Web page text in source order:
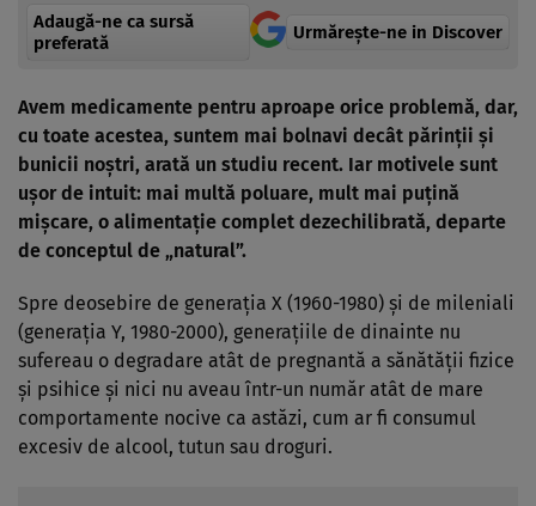
Adaugă-ne ca sursă
preferată
Urmărește-ne in Discover
Avem medicamente pentru aproape orice problemă, dar,
cu toate acestea, suntem mai bolnavi decât părinții și
bunicii noștri, arată un studiu recent. Iar motivele sunt
ușor de intuit: mai multă poluare, mult mai puțină
mișcare, o alimentație complet dezechilibrată, departe
de conceptul de „natural”.
Spre deosebire de generația X (1960-1980) și de mileniali
(generația Y, 1980-2000), generațiile de dinainte nu
sufereau o degradare atât de pregnantă a sănătății fizice
și psihice și nici nu aveau într-un număr atât de mare
comportamente nocive ca astăzi, cum ar fi consumul
excesiv de alcool, tutun sau droguri.